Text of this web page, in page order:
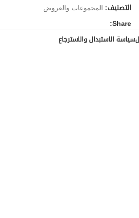
التصنيف: المجموعات والعروض
Share:
سياسة الاستبدال والاسترجاع